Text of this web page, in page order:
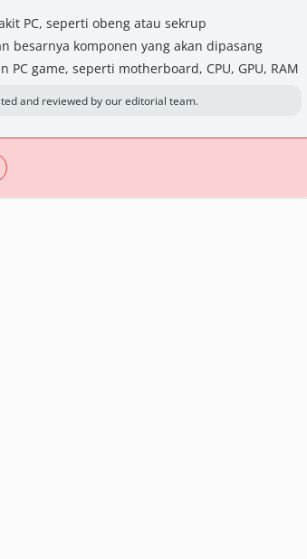
PC, seperti obeng atau sekrup
besarnya komponen yang akan dipasang
PC game, seperti motherboard, CPU, GPU, RAM
and reviewed by our editorial team.